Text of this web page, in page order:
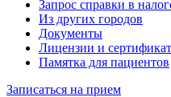
Запрос справки в
Из других городов
Документы
Лицензии и
Памятка для пациентов
Записаться на прием